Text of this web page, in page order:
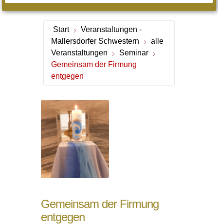
Start
Veranstaltungen -
Mallersdorfer Schwestern
alle
Veranstaltungen
Seminar
Gemeinsam der Firmung
entgegen
Gemeinsam der Firmung
entgegen